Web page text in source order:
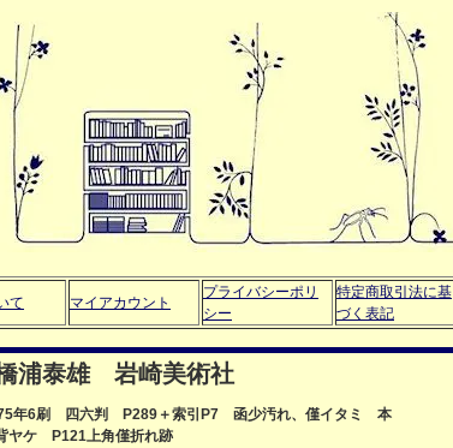
て マイアカウント
プライバシーポリ
シー
特定商取引法に基
づく表記
浦泰雄 岩崎美術社
年6刷 四六判 P289＋索引P7 函少汚れ、僅イタミ 本
ヤケ P121上角僅折れ跡